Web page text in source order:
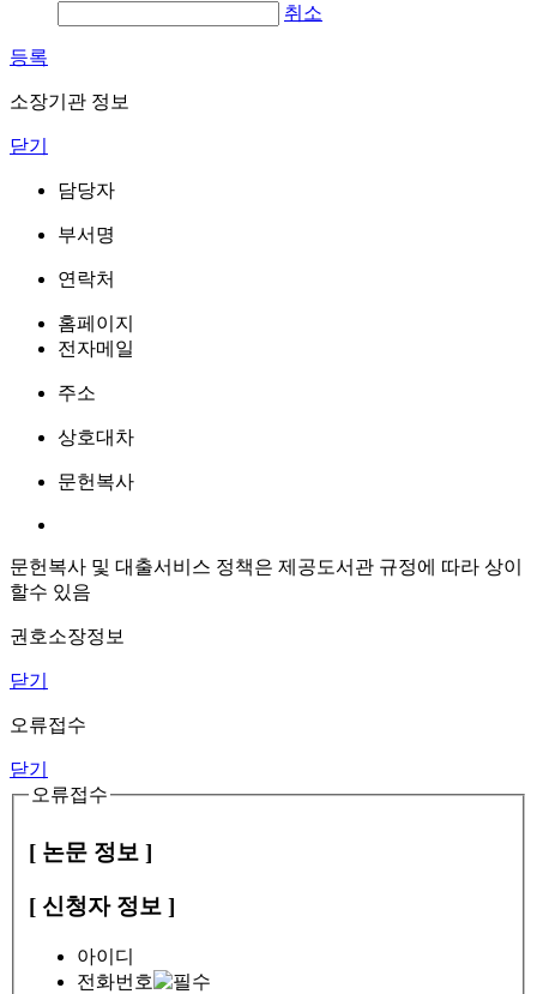
취소
등록
소장기관 정보
닫기
담당자
부서명
연락처
홈페이지
전자메일
주소
상호대차
문헌복사
문헌복사 및 대출서비스 정책은 제공도서관 규정에 따라 상이
할수 있음
권호소장정보
닫기
오류접수
닫기
오류접수
[ 논문 정보 ]
[ 신청자 정보 ]
아이디
전화번호